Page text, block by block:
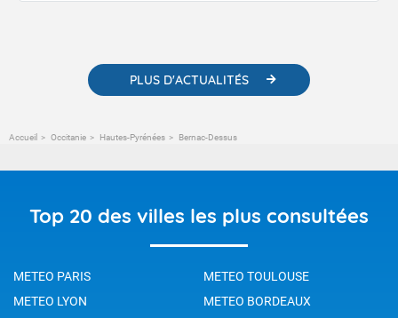
PLUS D'ACTUALITÉS
Accueil Occitanie Hautes-Pyrénées Bernac-Dessus
Top 20 des villes les plus consultées
METEO PARIS
METEO TOULOUSE
METEO LYON
METEO BORDEAUX